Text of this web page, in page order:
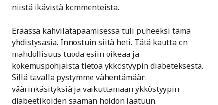
niistä ikävistä kommenteista.
Eräässä kahvilatapaamisessa tuli puheeksi tämä
yhdistysasia. Innostuin siitä heti. Tätä kautta on
mahdollisuus tuoda esiin oikeaa ja
kokemuspohjaista tietoa ykköstyypin diabeteksesta.
Sillä tavalla pystymme vähentämään
väärinkäsityksiä ja vaikuttamaan ykköstyypin
diabeetikoiden saaman hoidon laatuun.